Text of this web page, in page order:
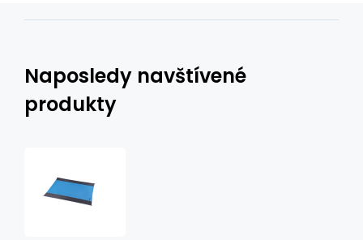
Naposledy navštívené
produkty